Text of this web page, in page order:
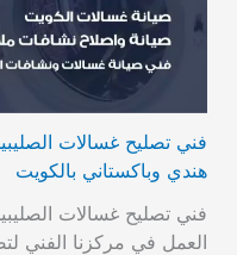
هندي وباكستاني بالكويت
فني تصليح غسالات
العمل في مركزنا الفني